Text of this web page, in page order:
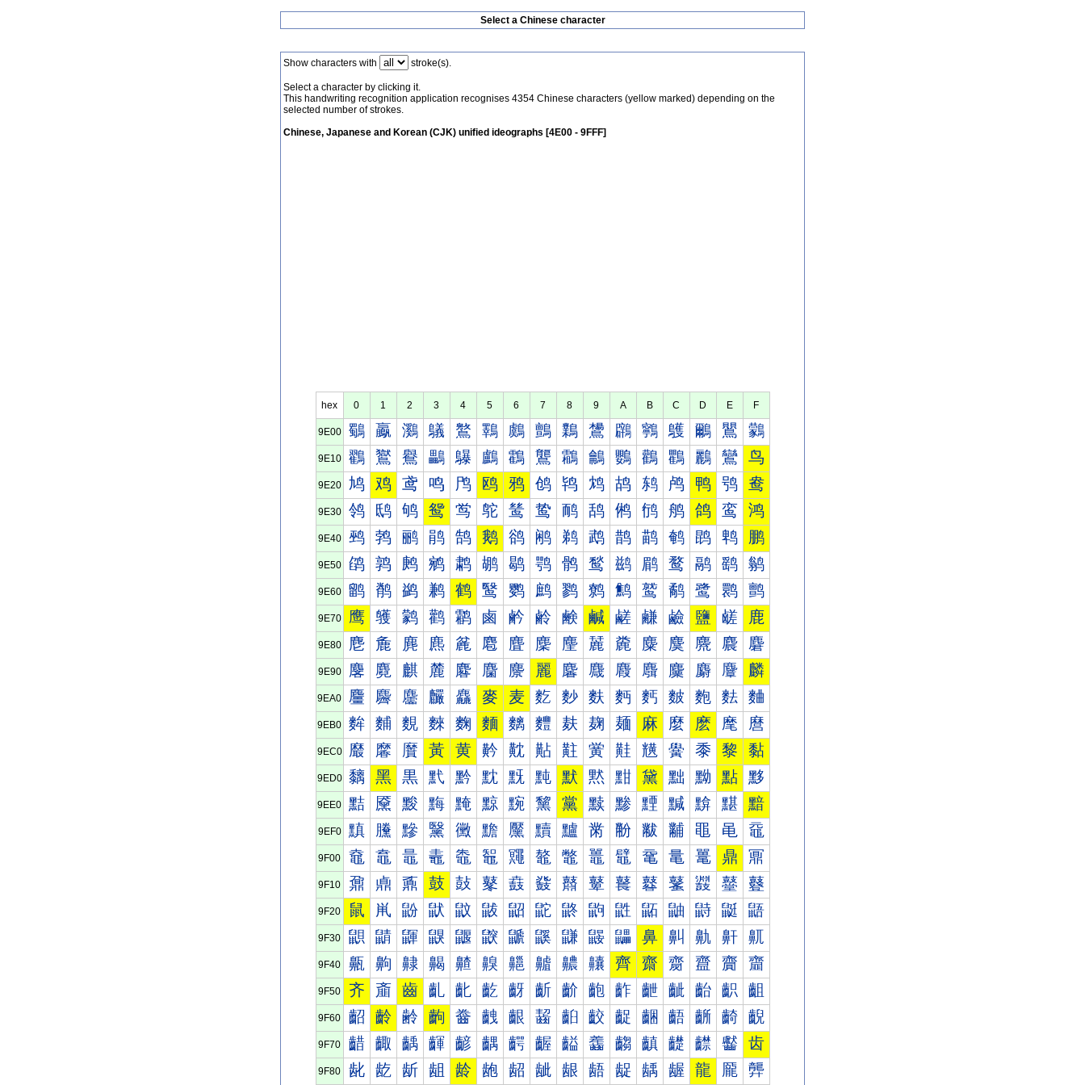
Select a Chinese character
Show characters with stroke(s).
Select a character by clicking it.
This handwriting recognition application recognises 4354 Chinese characters (yellow marked) depending on the
selected number of strokes.
Chinese, Japanese and Korean (CJK) unified ideographs [4E00 - 9FFF]
hex 0 1 2 3 4 5 6 7 8 9 A B C D E F
9E00 鸀 鸁 鸂 鸃 鸄 鸅 鸆 鸇 鸈 鸉 鸊 鸋 鸌 鸍 鸎 鸏
9E10 鸐 鸑 鸒 鸓 鸔 鸕 鸖 鸗 鸘 鸙 鸚 鸛 鸜 鸝 鸞 鸟
9E20 鸠 鸡 鸢 鸣 鸤 鸥 鸦 鸧 鸨 鸩 鸪 鸫 鸬 鸭 鸮 鸯
9E30 鸰 鸱 鸲 鸳 鸴 鸵 鸶 鸷 鸸 鸹 鸺 鸻 鸼 鸽 鸾 鸿
9E40 鹀 鹁 鹂 鹃 鹄 鹅 鹆 鹇 鹈 鹉 鹊 鹋 鹌 鹍 鹎 鹏
9E50 鹐 鹑 鹒 鹓 鹔 鹕 鹖 鹗 鹘 鹙 鹚 鹛 鹜 鹝 鹞 鹟
9E60 鹠 鹡 鹢 鹣 鹤 鹥 鹦 鹧 鹨 鹩 鹪 鹫 鹬 鹭 鹮 鹯
9E70 鹰 鹱 鹲 鹳 鹴 鹵 鹶 鹷 鹸 鹹 鹺 鹻 鹼 鹽 鹾 鹿
9E80 麀 麁 麂 麃 麄 麅 麆 麇 麈 麉 麊 麋 麌 麍 麎 麏
9E90 麐 麑 麒 麓 麔 麕 麖 麗 麘 麙 麚 麛 麜 麝 麞 麟
9EA0 麠 麡 麢 麣 麤 麥 麦 麧 麨 麩 麪 麫 麬 麭 麮 麯
9EB0 麰 麱 麲 麳 麴 麵 麶 麷 麸 麹 麺 麻 麼 麽 麾 麿
9EC0 黀 黁 黂 黃 黄 黅 黆 黇 黈 黉 黊 黋 黌 黍 黎 黏
9ED0 黐 黑 黒 黓 黔 黕 黖 黗 默 黙 黚 黛 黜 黝 點 黟
9EE0 黠 黡 黢 黣 黤 黥 黦 黧 黨 黩 黪 黫 黬 黭 黮 黯
9EF0 黰 黱 黲 黳 黴 黵 黶 黷 黸 黹 黺 黻 黼 黽 黾 黿
9F00 鼀 鼁 鼂 鼃 鼄 鼅 鼆 鼇 鼈 鼉 鼊 鼋 鼌 鼍 鼎 鼏
9F10 鼐 鼑 鼒 鼓 鼔 鼕 鼖 鼗 鼘 鼙 鼚 鼛 鼜 鼝 鼞 鼟
9F20 鼠 鼡 鼢 鼣 鼤 鼥 鼦 鼧 鼨 鼩 鼪 鼫 鼬 鼭 鼮 鼯
9F30 鼰 鼱 鼲 鼳 鼴 鼵 鼶 鼷 鼸 鼹 鼺 鼻 鼼 鼽 鼾 鼿
9F40 齀 齁 齂 齃 齄 齅 齆 齇 齈 齉 齊 齋 齌 齍 齎 齏
9F50 齐 齑 齒 齓 齔 齕 齖 齗 齘 齙 齚 齛 齜 齝 齞 齟
9F60 齠 齡 齢 齣 齤 齥 齦 齧 齨 齩 齪 齫 齬 齭 齮 齯
9F70 齰 齱 齲 齳 齴 齵 齶 齷 齸 齹 齺 齻 齼 齽 齾 齿
9F80 龀 龁 龂 龃 龄 龅 龆 龇 龈 龉 龊 龋 龌 龍 龎 龏